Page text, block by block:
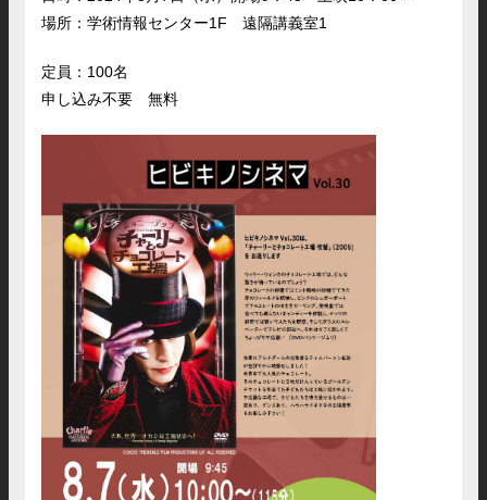
場所：学術情報センター1F 遠隔講義室1
定員：100名
申し込み不要 無料